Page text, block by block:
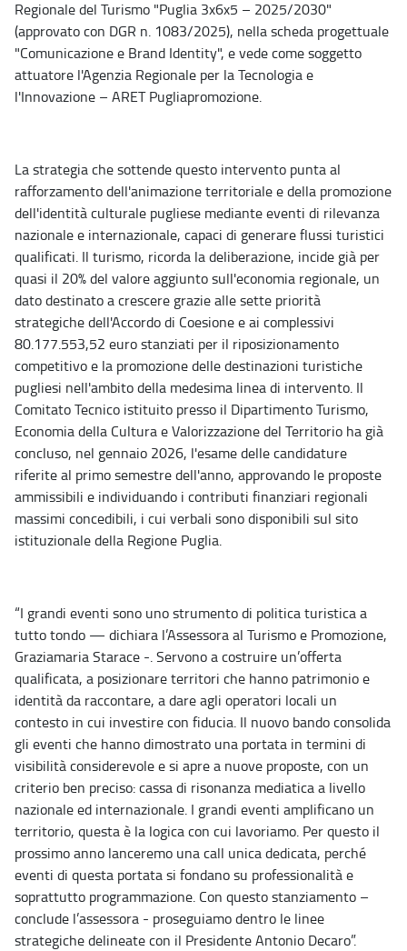
Regionale del Turismo "Puglia 3x6x5 – 2025/2030"
(approvato con DGR n. 1083/2025), nella scheda progettuale
"Comunicazione e Brand Identity", e vede come soggetto
attuatore l'Agenzia Regionale per la Tecnologia e
l'Innovazione – ARET Pugliapromozione.
La strategia che sottende questo intervento punta al
rafforzamento dell'animazione territoriale e della promozione
dell'identità culturale pugliese mediante eventi di rilevanza
nazionale e internazionale, capaci di generare flussi turistici
qualificati. Il turismo, ricorda la deliberazione, incide già per
quasi il 20% del valore aggiunto sull'economia regionale, un
dato destinato a crescere grazie alle sette priorità
strategiche dell'Accordo di Coesione e ai complessivi
80.177.553,52 euro stanziati per il riposizionamento
competitivo e la promozione delle destinazioni turistiche
pugliesi nell'ambito della medesima linea di intervento. Il
Comitato Tecnico istituito presso il Dipartimento Turismo,
Economia della Cultura e Valorizzazione del Territorio ha già
concluso, nel gennaio 2026, l'esame delle candidature
riferite al primo semestre dell'anno, approvando le proposte
ammissibili e individuando i contributi finanziari regionali
massimi concedibili, i cui verbali sono disponibili sul sito
istituzionale della Regione Puglia.
“I grandi eventi sono uno strumento di politica turistica a
tutto tondo — dichiara l’Assessora al Turismo e Promozione,
Graziamaria Starace -. Servono a costruire un’offerta
qualificata, a posizionare territori che hanno patrimonio e
identità da raccontare, a dare agli operatori locali un
contesto in cui investire con fiducia. Il nuovo bando consolida
gli eventi che hanno dimostrato una portata in termini di
visibilità considerevole e si apre a nuove proposte, con un
criterio ben preciso: cassa di risonanza mediatica a livello
nazionale ed internazionale. I grandi eventi amplificano un
territorio, questa è la logica con cui lavoriamo. Per questo il
prossimo anno lanceremo una call unica dedicata, perché
eventi di questa portata si fondano su professionalità e
soprattutto programmazione. Con questo stanziamento –
conclude l’assessora - proseguiamo dentro le linee
strategiche delineate con il Presidente Antonio Decaro”.